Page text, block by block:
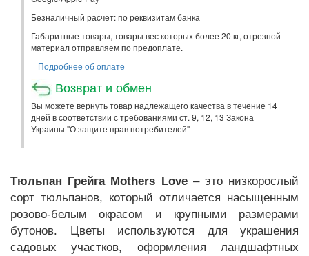
Безналичный расчет: по реквизитам банка
Габаритные товары, товары вес которых более 20 кг, отрезной
материал отправляем по предоплате.
Подробнее об оплате
Возврат и обмен
Вы можете вернуть товар надлежащего качества в течение 14
дней в соответствии с требованиями ст. 9, 12, 13 Закона
Украины "О защите прав потребителей"
Тюльпан Грейга Mothers Love– это низкорослый
сорт тюльпанов, который отличается насыщенным
розово-белым окрасом и крупными размерами
бутонов. Цветы используются для украшения
садовых участков, оформления ландшафтных